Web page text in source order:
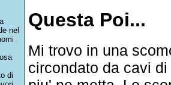
nel
di
Questa Poi...
Mi trovo in una
circondato da cavi